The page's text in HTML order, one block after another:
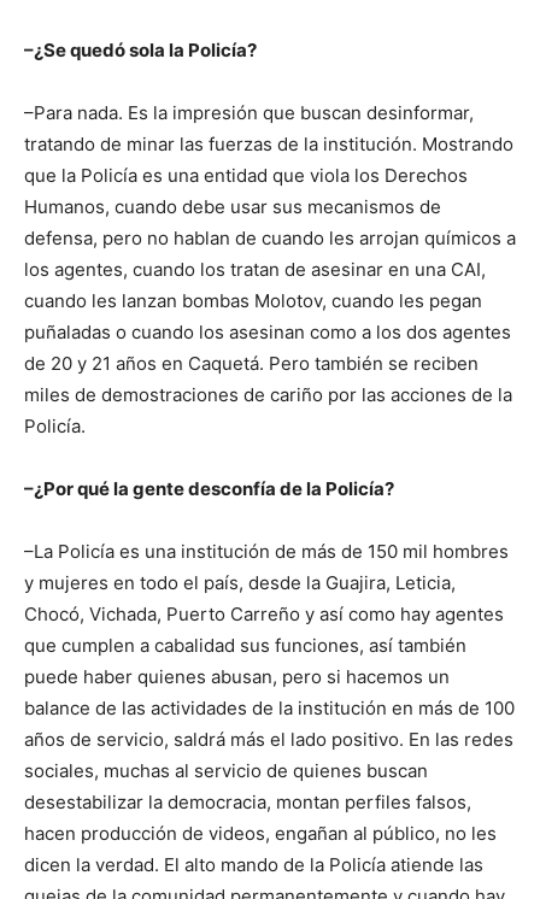
–¿Se quedó sola la Policía?
–Para nada. Es la impresión que buscan desinformar,
tratando de minar las fuerzas de la institución. Mostrando
que la Policía es una entidad que viola los Derechos
Humanos, cuando debe usar sus mecanismos de
defensa, pero no hablan de cuando les arrojan químicos a
los agentes, cuando los tratan de asesinar en una CAI,
cuando les lanzan bombas Molotov, cuando les pegan
puñaladas o cuando los asesinan como a los dos agentes
de 20 y 21 años en Caquetá. Pero también se reciben
miles de demostraciones de cariño por las acciones de la
Policía.
–¿Por qué la gente desconfía de la Policía?
–La Policía es una institución de más de 150 mil hombres
y mujeres en todo el país, desde la Guajira, Leticia,
Chocó, Vichada, Puerto Carreño y así como hay agentes
que cumplen a cabalidad sus funciones, así también
puede haber quienes abusan, pero si hacemos un
balance de las actividades de la institución en más de 100
años de servicio, saldrá más el lado positivo. En las redes
sociales, muchas al servicio de quienes buscan
desestabilizar la democracia, montan perfiles falsos,
hacen producción de videos, engañan al público, no les
dicen la verdad. El alto mando de la Policía atiende las